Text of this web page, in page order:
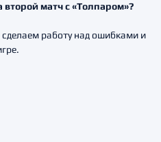
второй матч с «Толпаром»?
работу над ошибками и